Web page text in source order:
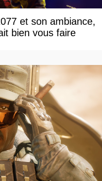
et son ambiance,
bien vous faire